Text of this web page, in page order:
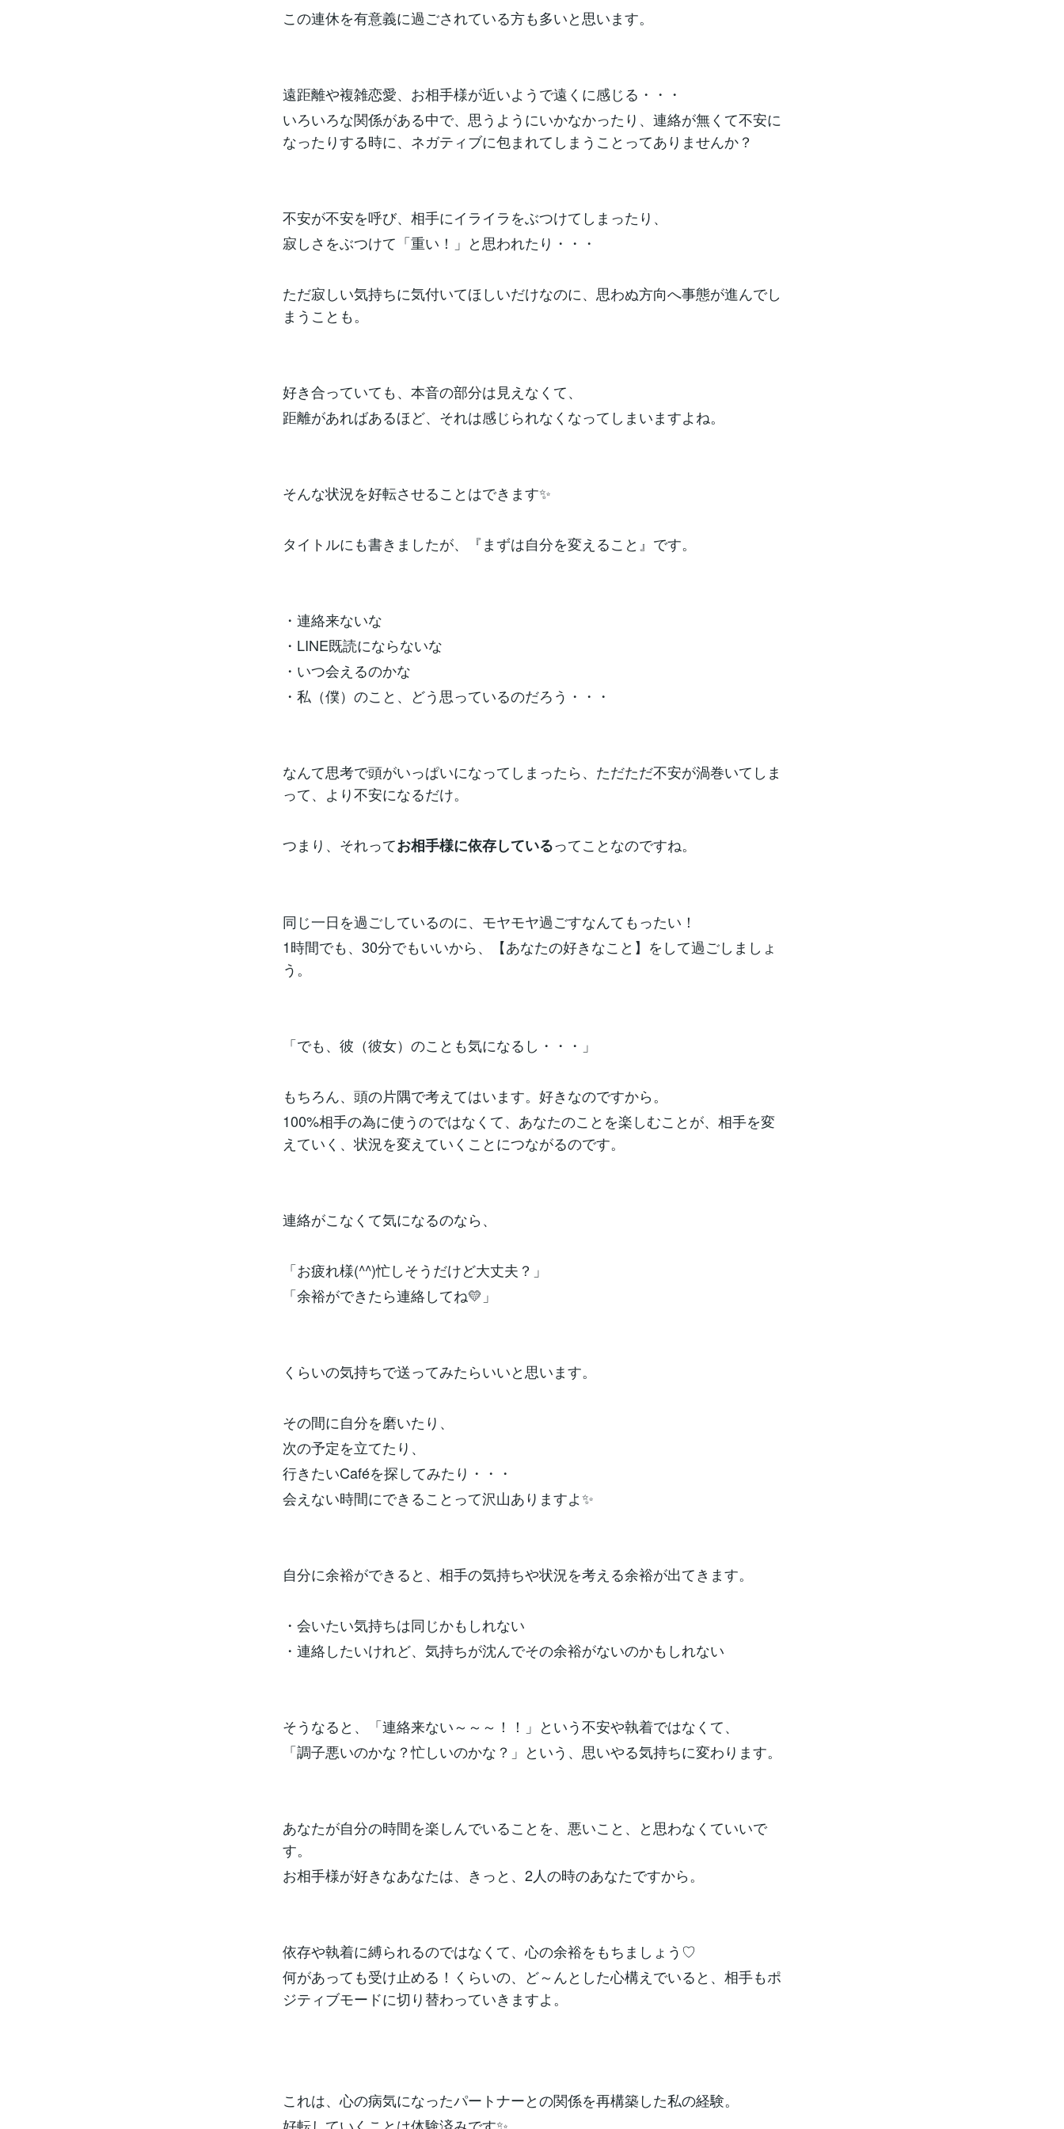
この連休を有意義に過ごされている方も多いと思います。
遠距離や複雑恋愛、お相手様が近いようで遠くに感じる・・・
いろいろな関係がある中で、思うようにいかなかったり、連絡が無くて不安に
なったりする時に、ネガティブに包まれてしまうことってありませんか？
不安が不安を呼び、相手にイライラをぶつけてしまったり、
寂しさをぶつけて「重い！」と思われたり・・・
ただ寂しい気持ちに気付いてほしいだけなのに、思わぬ方向へ事態が進んでし
まうことも。
好き合っていても、本音の部分は見えなくて、
距離があればあるほど、それは感じられなくなってしまいますよね。
そんな状況を好転させることはできます✨
タイトルにも書きましたが、『まずは自分を変えること』です。
・連絡来ないな
・LINE既読にならないな
・いつ会えるのかな
・私（僕）のこと、どう思っているのだろう・・・
なんて思考で頭がいっぱいになってしまったら、ただただ不安が渦巻いてしま
って、より不安になるだけ。
つまり、それってお相手様に依存しているってことなのですね。
同じ一日を過ごしているのに、モヤモヤ過ごすなんてもったい！
1時間でも、30分でもいいから、【あなたの好きなこと】をして過ごしましょ
う。
「でも、彼（彼女）のことも気になるし・・・」
もちろん、頭の片隅で考えてはいます。好きなのですから。
100%相手の為に使うのではなくて、あなたのことを楽しむことが、相手を変
えていく、状況を変えていくことにつながるのです。
連絡がこなくて気になるのなら、
「お疲れ様(^^)忙しそうだけど大丈夫？」
「余裕ができたら連絡してね💛」
くらいの気持ちで送ってみたらいいと思います。
その間に自分を磨いたり、
次の予定を立てたり、
行きたいCaféを探してみたり・・・
会えない時間にできることって沢山ありますよ✨
自分に余裕ができると、相手の気持ちや状況を考える余裕が出てきます。
・会いたい気持ちは同じかもしれない
・連絡したいけれど、気持ちが沈んでその余裕がないのかもしれない
そうなると、「連絡来ない～～～！！」という不安や執着ではなくて、
「調子悪いのかな？忙しいのかな？」という、思いやる気持ちに変わります。
あなたが自分の時間を楽しんでいることを、悪いこと、と思わなくていいで
す。
お相手様が好きなあなたは、きっと、2人の時のあなたですから。
依存や執着に縛られるのではなくて、心の余裕をもちましょう♡
何があっても受け止める！くらいの、ど～んとした心構えでいると、相手もポ
ジティブモードに切り替わっていきますよ。
これは、心の病気になったパートナーとの関係を再構築した私の経験。